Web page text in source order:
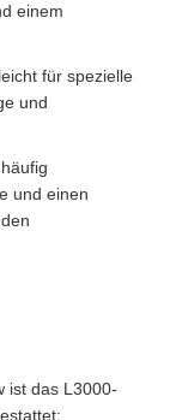
einem
für spezielle
und
und einen
ist das L3000-